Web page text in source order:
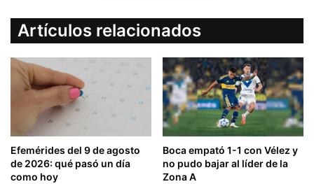
Artículos relacionados
Efemérides del 9 de agosto
de 2026: qué pasó un día
como hoy
Boca empató 1-1 con Vélez y
no pudo bajar al líder de la
Zona A